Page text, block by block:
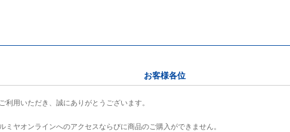
お客様各位
利用いただき、誠にありがとうございます。
ミヤオンラインへのアクセスならびに商品のご購入ができません。